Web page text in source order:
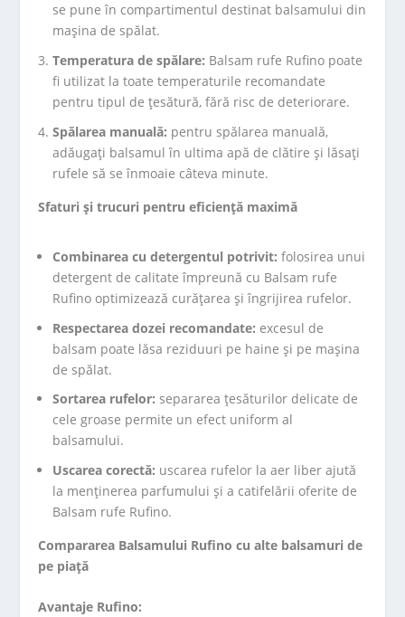
se pune în compartimentul destinat balsamului din
mașina de spălat.
Temperatura de spălare: Balsam rufe Rufino poate
fi utilizat la toate temperaturile recomandate
pentru tipul de țesătură, fără risc de deteriorare.
Spălarea manuală: pentru spălarea manuală,
adăugați balsamul în ultima apă de clătire și lăsați
rufele să se înmoaie câteva minute.
Sfaturi și trucuri pentru eficiență maximă
Combinarea cu detergentul potrivit: folosirea unui
detergent de calitate împreună cu Balsam rufe
Rufino optimizează curățarea și îngrijirea rufelor.
Respectarea dozei recomandate: excesul de
balsam poate lăsa reziduuri pe haine și pe mașina
de spălat.
Sortarea rufelor: separarea țesăturilor delicate de
cele groase permite un efect uniform al
balsamului.
Uscarea corectă: uscarea rufelor la aer liber ajută
la menținerea parfumului și a catifelării oferite de
Balsam rufe Rufino.
Compararea Balsamului Rufino cu alte balsamuri de
pe piață
Avantaje Rufino: